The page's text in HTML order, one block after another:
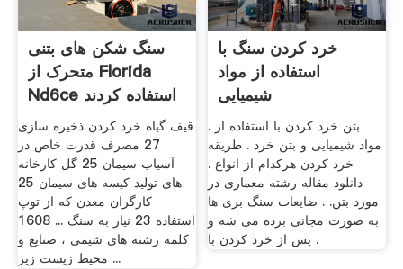
سنگ شکن های بتنی
متحرک از Florida
Nd6ce استفاده کردند
قیف گیاه خرد کردن ذخیره سازی
27 مصرف قدرت خاص در
آسیاب سیمان 25 گل کارخانه
های تولید کیسه های سیمان 25
کارگران معدن که از توپ
استفاده 23 نیاز به سنگ ... 1608
کلمه رشته های شیمی ، صنایع و
محیط زیست زیر ...
خرد کردن سنگ با
استفاده از مواد
شیمیایی
بتن خرد کردن با استفاده از .
مواد شیمیایی و بتن خرد . طریقه
خرد کردن هرکدام از انواع .
دانلود مقاله رشته معماری در
مورد بتن. . ضایعات سنگ بری ها
به صورت مجانی برده می شه و
پس از خرد کردن با .